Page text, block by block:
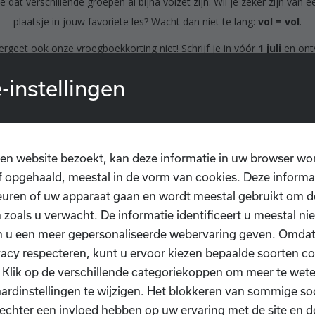
plaatsje in jouw favoriete les? Wacht dan niet te lang: vol = vol.
ook onze vroegboekkorting niet! Schrijf je in vóór 1 juli en
competitiegroepen en onze Compagnie.)
verzekering, lidmaatschap bij Danssport Vlaanderen en de online
voor inschrijvingen en betalingen.
• Vanaf het tweede gezinslid ontvangt elk extra gezinslid €10 korting.
kan eenvoudig viawww.dansschooldiop.be . Klik op de
'Inschrijven'of ga rechtstreeks naar onze inschrijvingsmodule.
gebruik de filters of de zoekbalk
"Zoek je cursus"
om snel jouw
terug te vinden.
instellingen
website bezoekt, kan deze informatie in uw browser
opgehaald, meestal in de vorm van cookies. Deze
of uw apparaat gaan en wordt meestal gebruikt om
zoals u verwacht. De informatie identificeert u meestal
u een meer gepersonaliseerde webervaring geven.
respecteren, kunt u ervoor kiezen bepaalde soorten
op de verschillende categoriekoppen om meer te
te wijzigen. Het blokkeren van sommige
een invloed hebben op uw ervaring met de site en